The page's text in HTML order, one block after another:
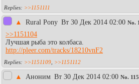
>>1151111
▲ Rural Pony Вт 30 Дек 2014 02:00 No.
>>1151104
Лучшая рыба это колбаса.
http://pleer.com/tracks/18210vnF2
>>1151109 >>1151112
▲ Аноним Вт 30 Дек 2014 02:00 No.